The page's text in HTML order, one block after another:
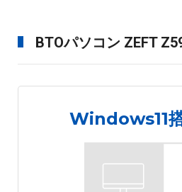
BTOパソコン ZEFT
Windows11